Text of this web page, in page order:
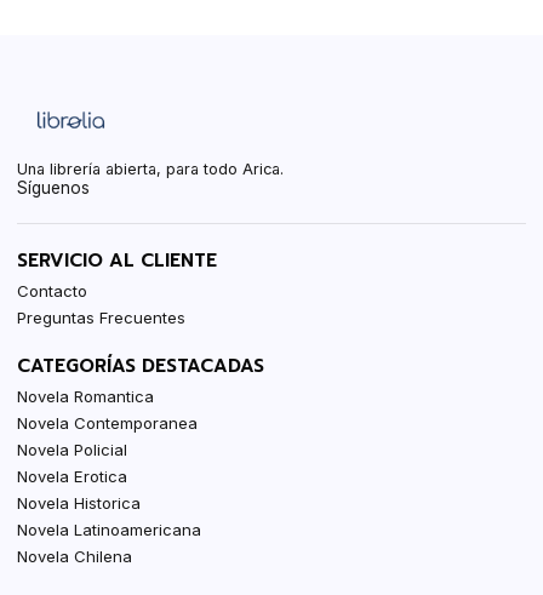
Una librería abierta, para todo Arica.
Síguenos
SERVICIO AL CLIENTE
Contacto
Preguntas Frecuentes
CATEGORÍAS DESTACADAS
Novela Romantica
Novela Contemporanea
Novela Policial
Novela Erotica
Novela Historica
Novela Latinoamericana
Novela Chilena